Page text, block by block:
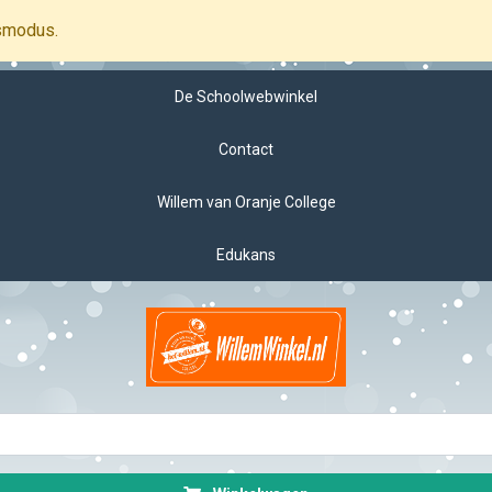
De Schoolwebwinkel
Contact
Willem van Oranje College
Edukans